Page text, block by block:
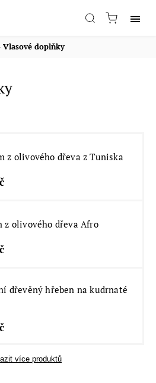
Vlasové doplňky
z olivového dřeva z Tuniska
z olivového dřeva Afro
dřevěný hřeben na kudrnaté
více produktů